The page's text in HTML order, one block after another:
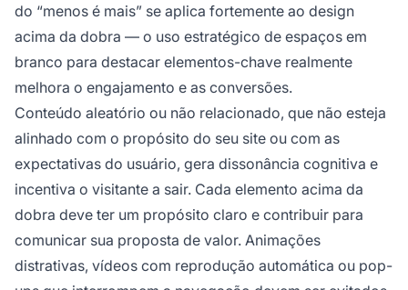
do “menos é mais” se aplica fortemente ao design
acima da dobra — o uso estratégico de espaços em
branco para destacar elementos-chave realmente
melhora o engajamento e as conversões.
Conteúdo aleatório ou não relacionado, que não esteja
alinhado com o propósito do seu site ou com as
expectativas do usuário, gera dissonância cognitiva e
incentiva o visitante a sair. Cada elemento acima da
dobra deve ter um propósito claro e contribuir para
comunicar sua proposta de valor. Animações
distrativas, vídeos com reprodução automática ou pop-